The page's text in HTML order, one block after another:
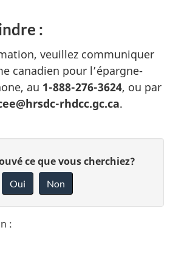
:
veuillez communiquer
canadien pour l’épargne-
au 1-888-276-3624, ou par
rhdcc.gc.ca.
ce que vous cherchiez?
Oui Non